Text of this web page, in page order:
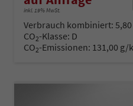
inkl. 19% MwSt.
Verbrauch kombiniert:
CO2-Klasse: D
CO2-Emissionen: 131,00 g/